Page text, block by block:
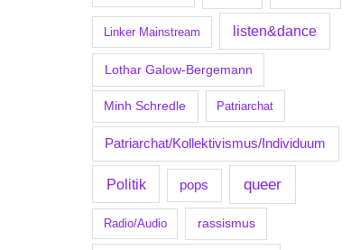
Linker Mainstream listen&dance
Lothar Galow-Bergemann
Minh Schredle Patriarchat
Patriarchat/Kollektivismus/Individuum
Politik pops queer
Radio/Audio rassismus